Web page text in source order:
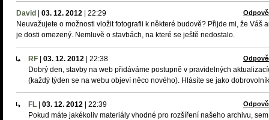
David 03. 12. 2012 22:29
Neuvažujete o možnosti vložit fotografii k některé budově? Přijde mi, že Váš
je dosti omezený. Nemluvě o stavbách, na které se ještě nedostalo.
RF 03. 12. 2012 22:38
Dobrý den, stavby na web přidáváme postupně v pravidelných
(každý týden se na webu objeví něco nového). Hlásíte se jako
FL 03. 12. 2012 22:39
Pokud máte jakékoliv materiály vhodné pro rozšíření našeho archivu,